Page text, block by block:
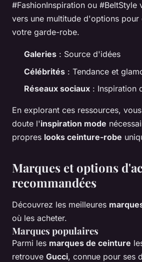
#FashionInspiration ou #BeltStyle
vers une multitude d'options pour
votre garde-robe.
Galeries : Source d'idées
Célébrités : Tendance et
Réseaux sociaux : Inspiration
En explorant ces ressources,
doute l'inspiration mode
propres looks ceinture-robe
Marques et options
recommandées
Découvrez les meilleures
où les acheter.
Marques populaires
Parmi les marques de ceinture
retrouve Gucci, connue pour ses